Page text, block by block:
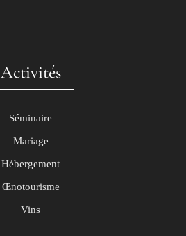
Activités
Séminaire
Mariage
Hébergement
Œnotourisme
Vins